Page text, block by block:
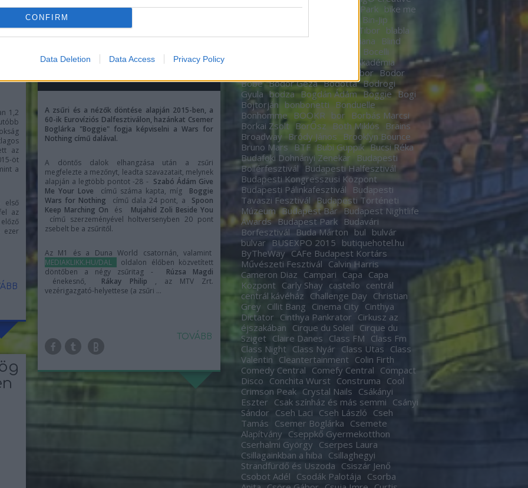
CONFIRM
Data Deletion Data Access Privacy Policy
A zsűri és a nézők döntése alapján 2015-ben, a
60-ik Eurovíziós Dalfesztiválon, hazánkat Csemer
Boglárka "Boggie" fogja képviselni a Wars for
Nothing című dalával.
A döntős dalok elhangzása után a zsűri
megfelezte a mezőnyt, leadta szavazatait, melynek
alapján a legtöbb pontot -28 - Szabó Ádám Give
Me Your Love
című száma kapta, míg Boggie
Wars for Nothing
című dala 24 pont, a Spoon
Keep Marching On
és Mujahid Zoli Beside You
című szerzeményével holtversenyben 20 pont
zsebelt be a zsűritől.
Az M1 és a Duna World csatornán, valamint
MEDIAKLIKK.HU/DAL
oldalon élőben közvetített
döntőben a négy zsűritag - Rúzsa Magdi
énekesnő, Rákay Philip , az MTV Zrt.
vezérigazgató-helyettese (a zsűri ...
TOVÁBB
1,2
az
öt
a
első
az
ezer
Studio Big Time Rush Bikás Park bike me
Bin-Jip
Bitskey Tibor blabla
Black Nail Cabaret
Blahalouisiana
Blind
Bocelli
Bocus D’Or Akadémia
Bödőcs Tibor Bodor
Böbe Bodor Géza Bódottá Bodrogi
Gyula bodza Bogdán Ádám Boggie
Bogi
Bojtorján bonbonetti
Bonduelle
Bonhomme
BOOKR bor
Borbás Marcsi
Borkai Zsolt BorŐsz Both Miklós
Brains
Broadway
Bródy János
Brooklyn Bounce
Bruno Mars
BTF Bubi Guppik Bucsi Réka
Budafoki Dohnányi Zenekar
Budapesti
Böllérfesztivál
Budapesti Halfesztivál
Budapesti Kongresszusi Központ
Budapesti Pálinkafesztivál
Budapesti
Tavaszi Fesztivál Budapesti Történeti
Múzeum Budapest Bár Budapest Nightlife
Awards Budapest Park Budavári
Borfesztivál
Buda Márton bul bulvár
bulvar
BUSEXPO 2015 butiquehotel.hu
ByTheWay CAFe Budapest Kortárs
Művészeti Fesztivál Calvin Harris
Cameron Diaz Campari Capa Capa
Központ Carly Shay castello centrál
centrál kávéház Challenge Day Christian
Grey Cillit Bang Cinema City Cinthya
Dictator Cinthya Pankrator Cirkusz az
éjszakában Cirque du Soleil Cirque du
Sziget Claire Danes Class FM Class Fm
Class Night Class Nyár Class Utas Class
Valentin Cleantertainment Colin Firth
Comedy Central Comefy Central Compact
Disco Conchita Wurst Construma Cool
Crimson Peak Crystal Nails Csákányi
Eszter Csak színház és más semmi Csányi
Sándor Cseh Laci Cseh László Cseh
Tamás Csemer Boglárka Csemete
Alapítvány Cseppkő Gyermekotthon
Cserhalmi György Cserpes Laura
Csillagainkban a hiba Csillaghegyi
Strandfürdő és Uszoda Csiszár Jenő
Csobot Adél Csodák Palotája Csorba